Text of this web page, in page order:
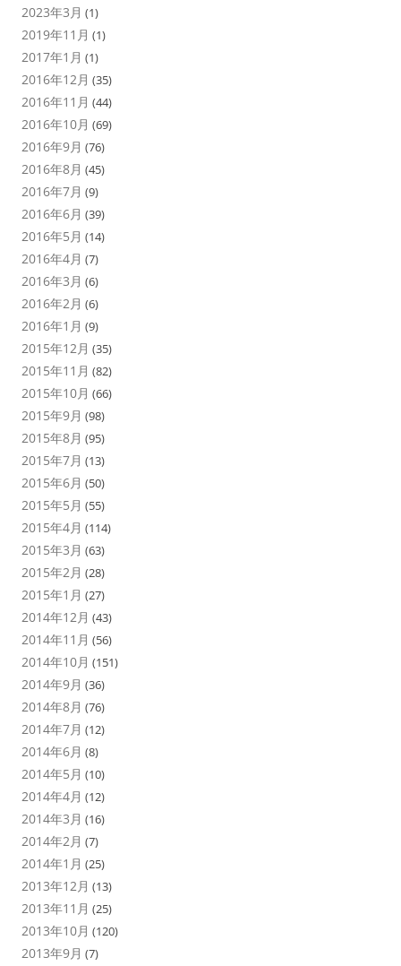
2023年3月 (1)
2019年11月 (1)
2017年1月 (1)
2016年12月 (35)
2016年11月 (44)
2016年10月 (69)
2016年9月 (76)
2016年8月 (45)
2016年7月 (9)
2016年6月 (39)
2016年5月 (14)
2016年4月 (7)
2016年3月 (6)
2016年2月 (6)
2016年1月 (9)
2015年12月 (35)
2015年11月 (82)
2015年10月 (66)
2015年9月 (98)
2015年8月 (95)
2015年7月 (13)
2015年6月 (50)
2015年5月 (55)
2015年4月 (114)
2015年3月 (63)
2015年2月 (28)
2015年1月 (27)
2014年12月 (43)
2014年11月 (56)
2014年10月 (151)
2014年9月 (36)
2014年8月 (76)
2014年7月 (12)
2014年6月 (8)
2014年5月 (10)
2014年4月 (12)
2014年3月 (16)
2014年2月 (7)
2014年1月 (25)
2013年12月 (13)
2013年11月 (25)
2013年10月 (120)
2013年9月 (7)